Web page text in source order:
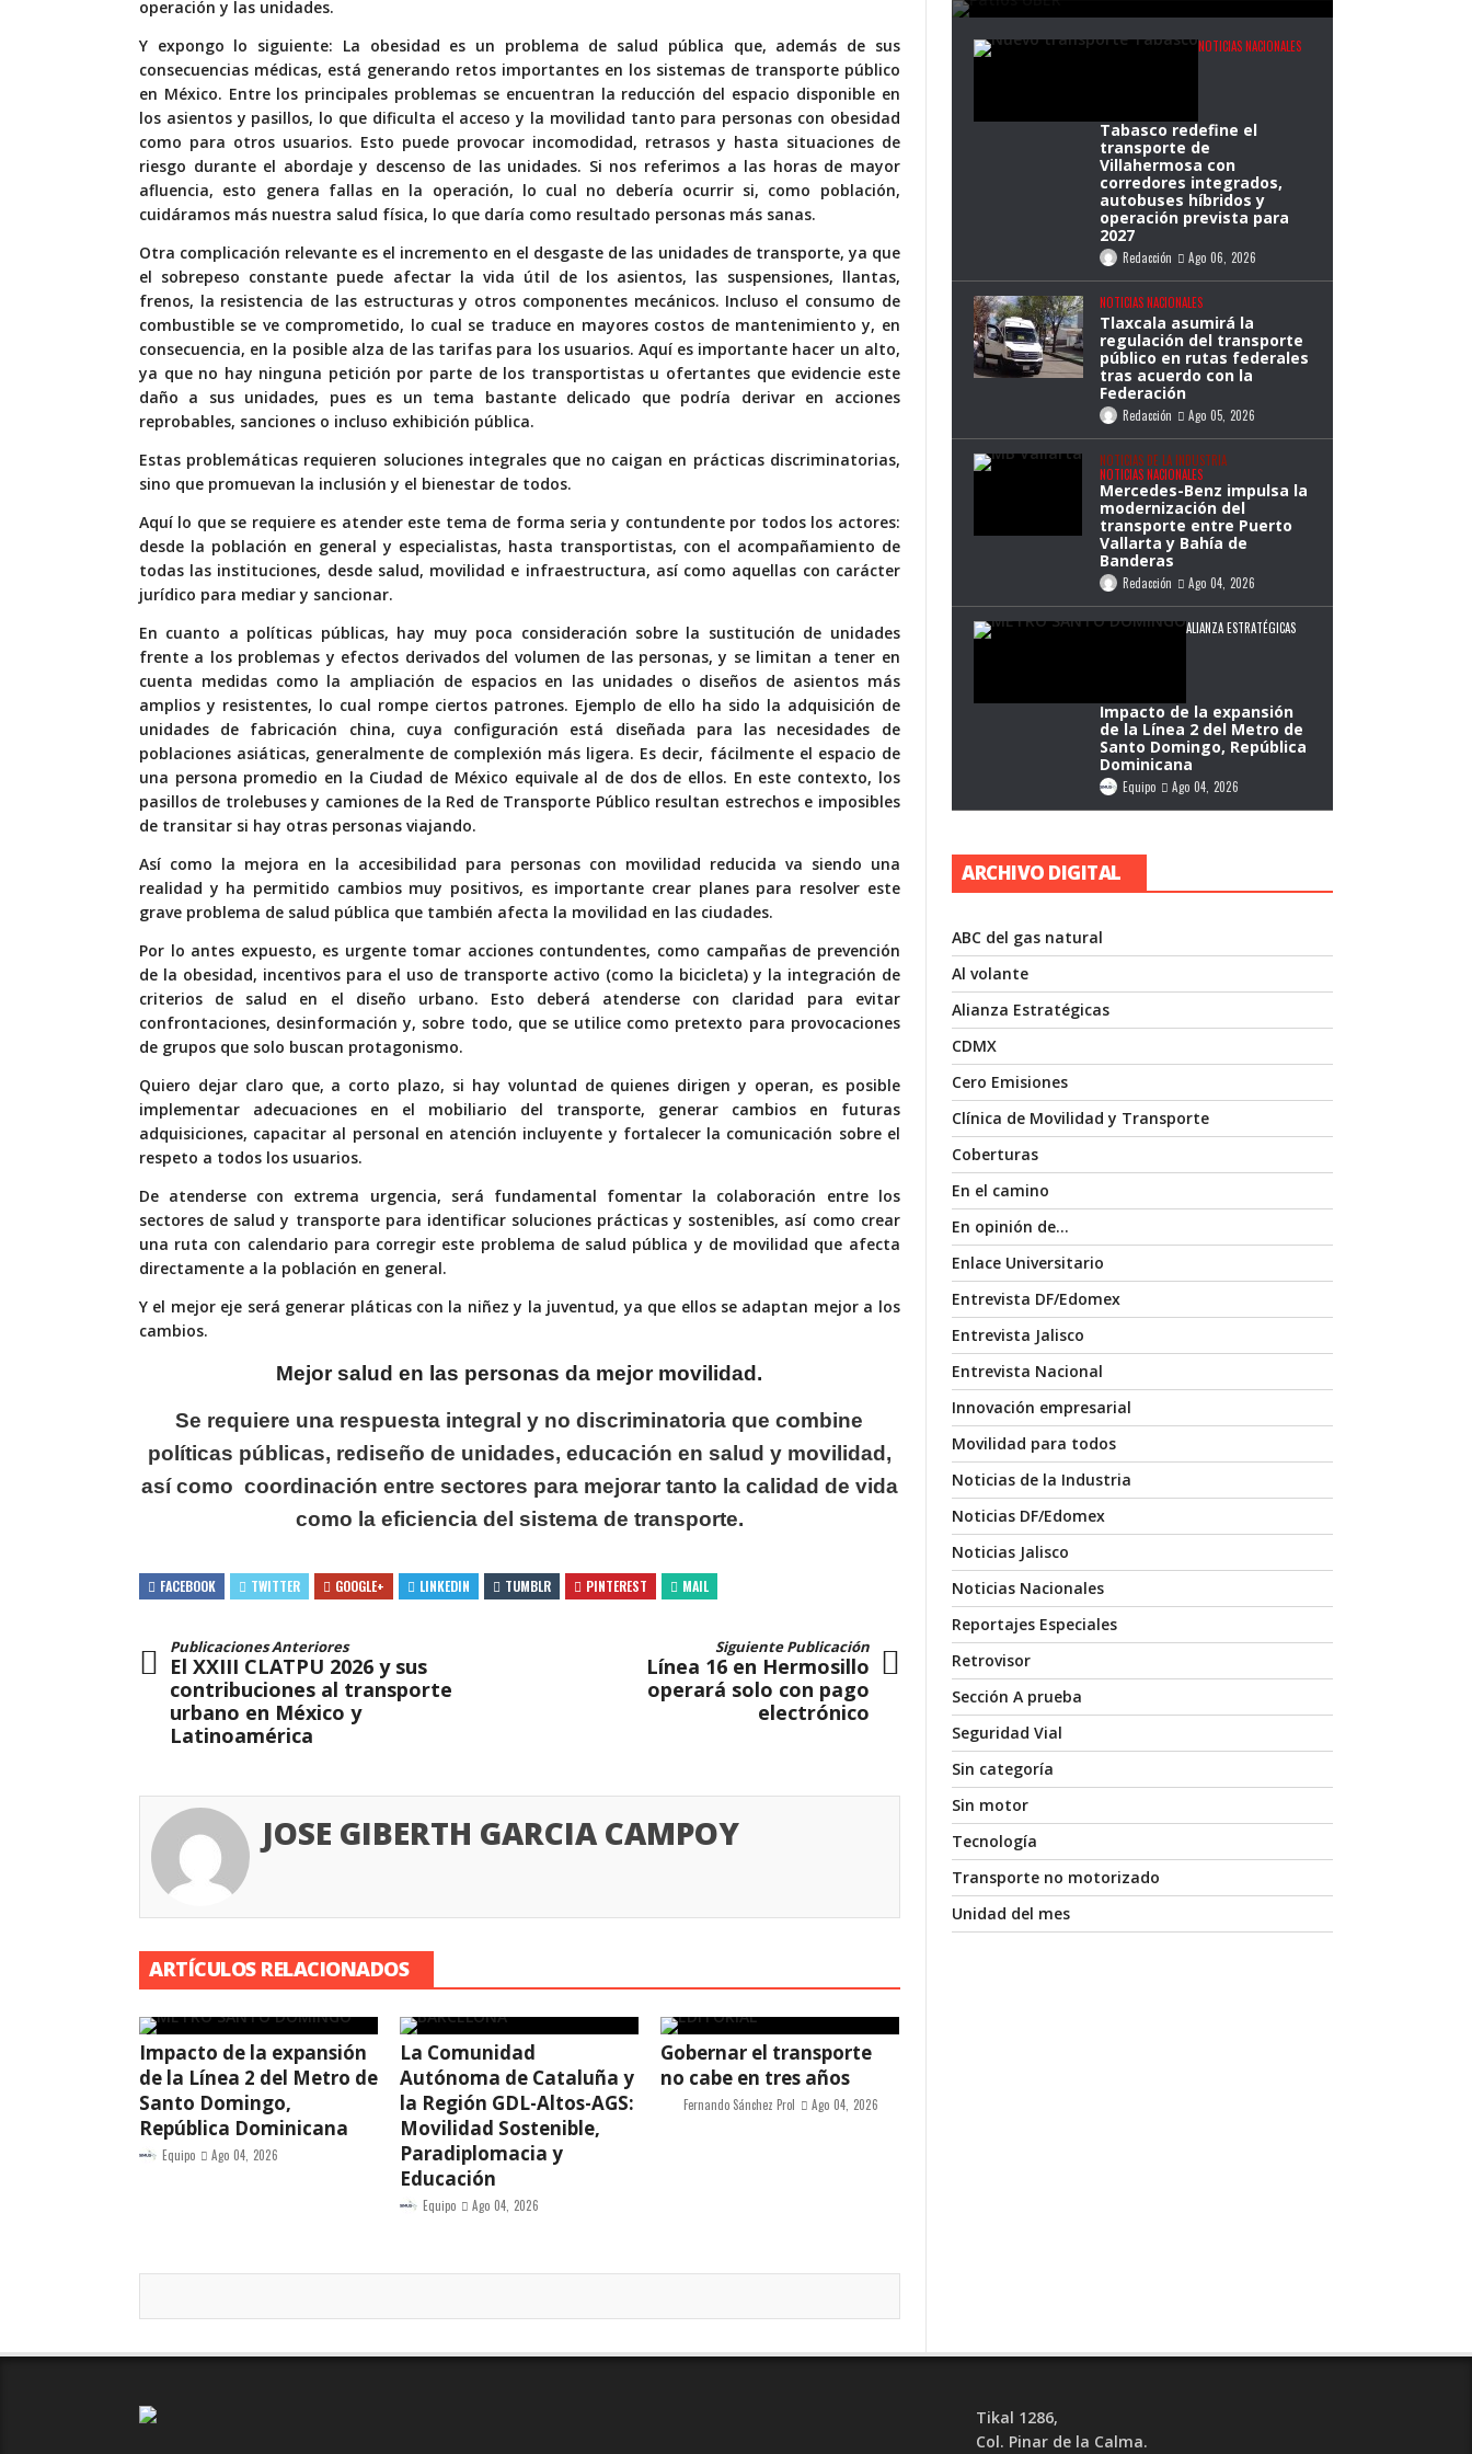
operación y las unidades.
Y expongo lo siguiente: La obesidad es un problema de salud pública que, además de sus
consecuencias médicas, está generando retos importantes en los sistemas de transporte público
en México. Entre los principales problemas se encuentran la reducción del espacio disponible en
los asientos y pasillos, lo que dificulta el acceso y la movilidad tanto para personas con obesidad
como para otros usuarios. Esto puede provocar incomodidad, retrasos y hasta situaciones de
riesgo durante el abordaje y descenso de las unidades. Si nos referimos a las horas de mayor
afluencia, esto genera fallas en la operación, lo cual no debería ocurrir si, como población,
cuidáramos más nuestra salud física, lo que daría como resultado personas más sanas.
Otra complicación relevante es el incremento en el desgaste de las unidades de transporte, ya que
el sobrepeso constante puede afectar la vida útil de los asientos, las suspensiones, llantas,
frenos, la resistencia de las estructuras y otros componentes mecánicos. Incluso el consumo de
combustible se ve comprometido, lo cual se traduce en mayores costos de mantenimiento y, en
consecuencia, en la posible alza de las tarifas para los usuarios. Aquí es importante hacer un alto,
ya que no hay ninguna petición por parte de los transportistas u ofertantes que evidencie este
daño a sus unidades, pues es un tema bastante delicado que podría derivar en acciones
reprobables, sanciones o incluso exhibición pública.
Estas problemáticas requieren soluciones integrales que no caigan en prácticas discriminatorias,
sino que promuevan la inclusión y el bienestar de todos.
Aquí lo que se requiere es atender este tema de forma seria y contundente por todos los actores:
desde la población en general y especialistas, hasta transportistas, con el acompañamiento de
todas las instituciones, desde salud, movilidad e infraestructura, así como aquellas con carácter
jurídico para mediar y sancionar.
En cuanto a políticas públicas, hay muy poca consideración sobre la sustitución de unidades
frente a los problemas y efectos derivados del volumen de las personas, y se limitan a tener en
cuenta medidas como la ampliación de espacios en las unidades o diseños de asientos más
amplios y resistentes, lo cual rompe ciertos patrones. Ejemplo de ello ha sido la adquisición de
unidades de fabricación china, cuya configuración está diseñada para las necesidades de
poblaciones asiáticas, generalmente de complexión más ligera. Es decir, fácilmente el espacio de
una persona promedio en la Ciudad de México equivale al de dos de ellos. En este contexto, los
pasillos de trolebuses y camiones de la Red de Transporte Público resultan estrechos e imposibles
de transitar si hay otras personas viajando.
Así como la mejora en la accesibilidad para personas con movilidad reducida va siendo una
realidad y ha permitido cambios muy positivos, es importante crear planes para resolver este
grave problema de salud pública que también afecta la movilidad en las ciudades.
Por lo antes expuesto, es urgente tomar acciones contundentes, como campañas de prevención
de la obesidad, incentivos para el uso de transporte activo (como la bicicleta) y la integración de
criterios de salud en el diseño urbano. Esto deberá atenderse con claridad para evitar
confrontaciones, desinformación y, sobre todo, que se utilice como pretexto para provocaciones
de grupos que solo buscan protagonismo.
Quiero dejar claro que, a corto plazo, si hay voluntad de quienes dirigen y operan, es posible
implementar adecuaciones en el mobiliario del transporte, generar cambios en futuras
adquisiciones, capacitar al personal en atención incluyente y fortalecer la comunicación sobre el
respeto a todos los usuarios.
De atenderse con extrema urgencia, será fundamental fomentar la colaboración entre los
sectores de salud y transporte para identificar soluciones prácticas y sostenibles, así como crear
una ruta con calendario para corregir este problema de salud pública y de movilidad que afecta
directamente a la población en general.
Y el mejor eje será generar pláticas con la niñez y la juventud, ya que ellos se adaptan mejor a los
cambios.
Mejor salud en las personas da mejor movilidad.
Se requiere una respuesta integral y no discriminatoriaque combine
políticas públicas, rediseño de unidades, educación en salud y movilidad,
así como coordinación entre sectores para mejorar tanto la calidad de vida
como la eficiencia del sistema de transporte.
FACEBOOK TWITTER GOOGLE+ LINKEDIN TUMBLR PINTEREST MAIL
Publicaciones Anteriores
El XXIII CLATPU 2026 y sus
contribuciones al transporte
urbano en México y
Latinoamérica
Siguiente Publicación
Línea 16 en Hermosillo
operará solo con pago
electrónico
JOSE GIBERTH GARCIA CAMPOY
ARTÍCULOS RELACIONADOS
Impacto de la expansión
de la Línea 2 del Metro de
Santo Domingo,
República Dominicana
Equipo Ago 04, 2026
La Comunidad
Autónoma de Cataluña y
la Región GDL-Altos-AGS:
Movilidad Sostenible,
Paradiplomacia y
Educación
Equipo Ago 04, 2026
Gobernar el transporte
no cabe en tres años
Fernando Sánchez Prol Ago 04, 2026
NOTICIAS NACIONALES
Tabasco redefine el
transporte de
Villahermosa con
corredores integrados,
autobuses híbridos y
operación prevista para
2027
Redacción Ago 06, 2026
NOTICIAS NACIONALES
Tlaxcala asumirá la
regulación del transporte
público en rutas federales
tras acuerdo con la
Federación
Redacción Ago 05, 2026
NOTICIAS DE LA INDUSTRIA
NOTICIAS NACIONALES
Mercedes-Benz impulsa la
modernización del
transporte entre Puerto
Vallarta y Bahía de
Banderas
Redacción Ago 04, 2026
ALIANZA ESTRATÉGICAS
Impacto de la expansión
de la Línea 2 del Metro de
Santo Domingo, República
Dominicana
Equipo Ago 04, 2026
ARCHIVO DIGITAL
ABC del gas natural
Al volante
Alianza Estratégicas
CDMX
Cero Emisiones
Clínica de Movilidad y Transporte
Coberturas
En el camino
En opinión de…
Enlace Universitario
Entrevista DF/Edomex
Entrevista Jalisco
Entrevista Nacional
Innovación empresarial
Movilidad para todos
Noticias de la Industria
Noticias DF/Edomex
Noticias Jalisco
Noticias Nacionales
Reportajes Especiales
Retrovisor
Sección A prueba
Seguridad Vial
Sin categoría
Sin motor
Tecnología
Transporte no motorizado
Unidad del mes
Tikal 1286,
Col. Pinar de la Calma.​